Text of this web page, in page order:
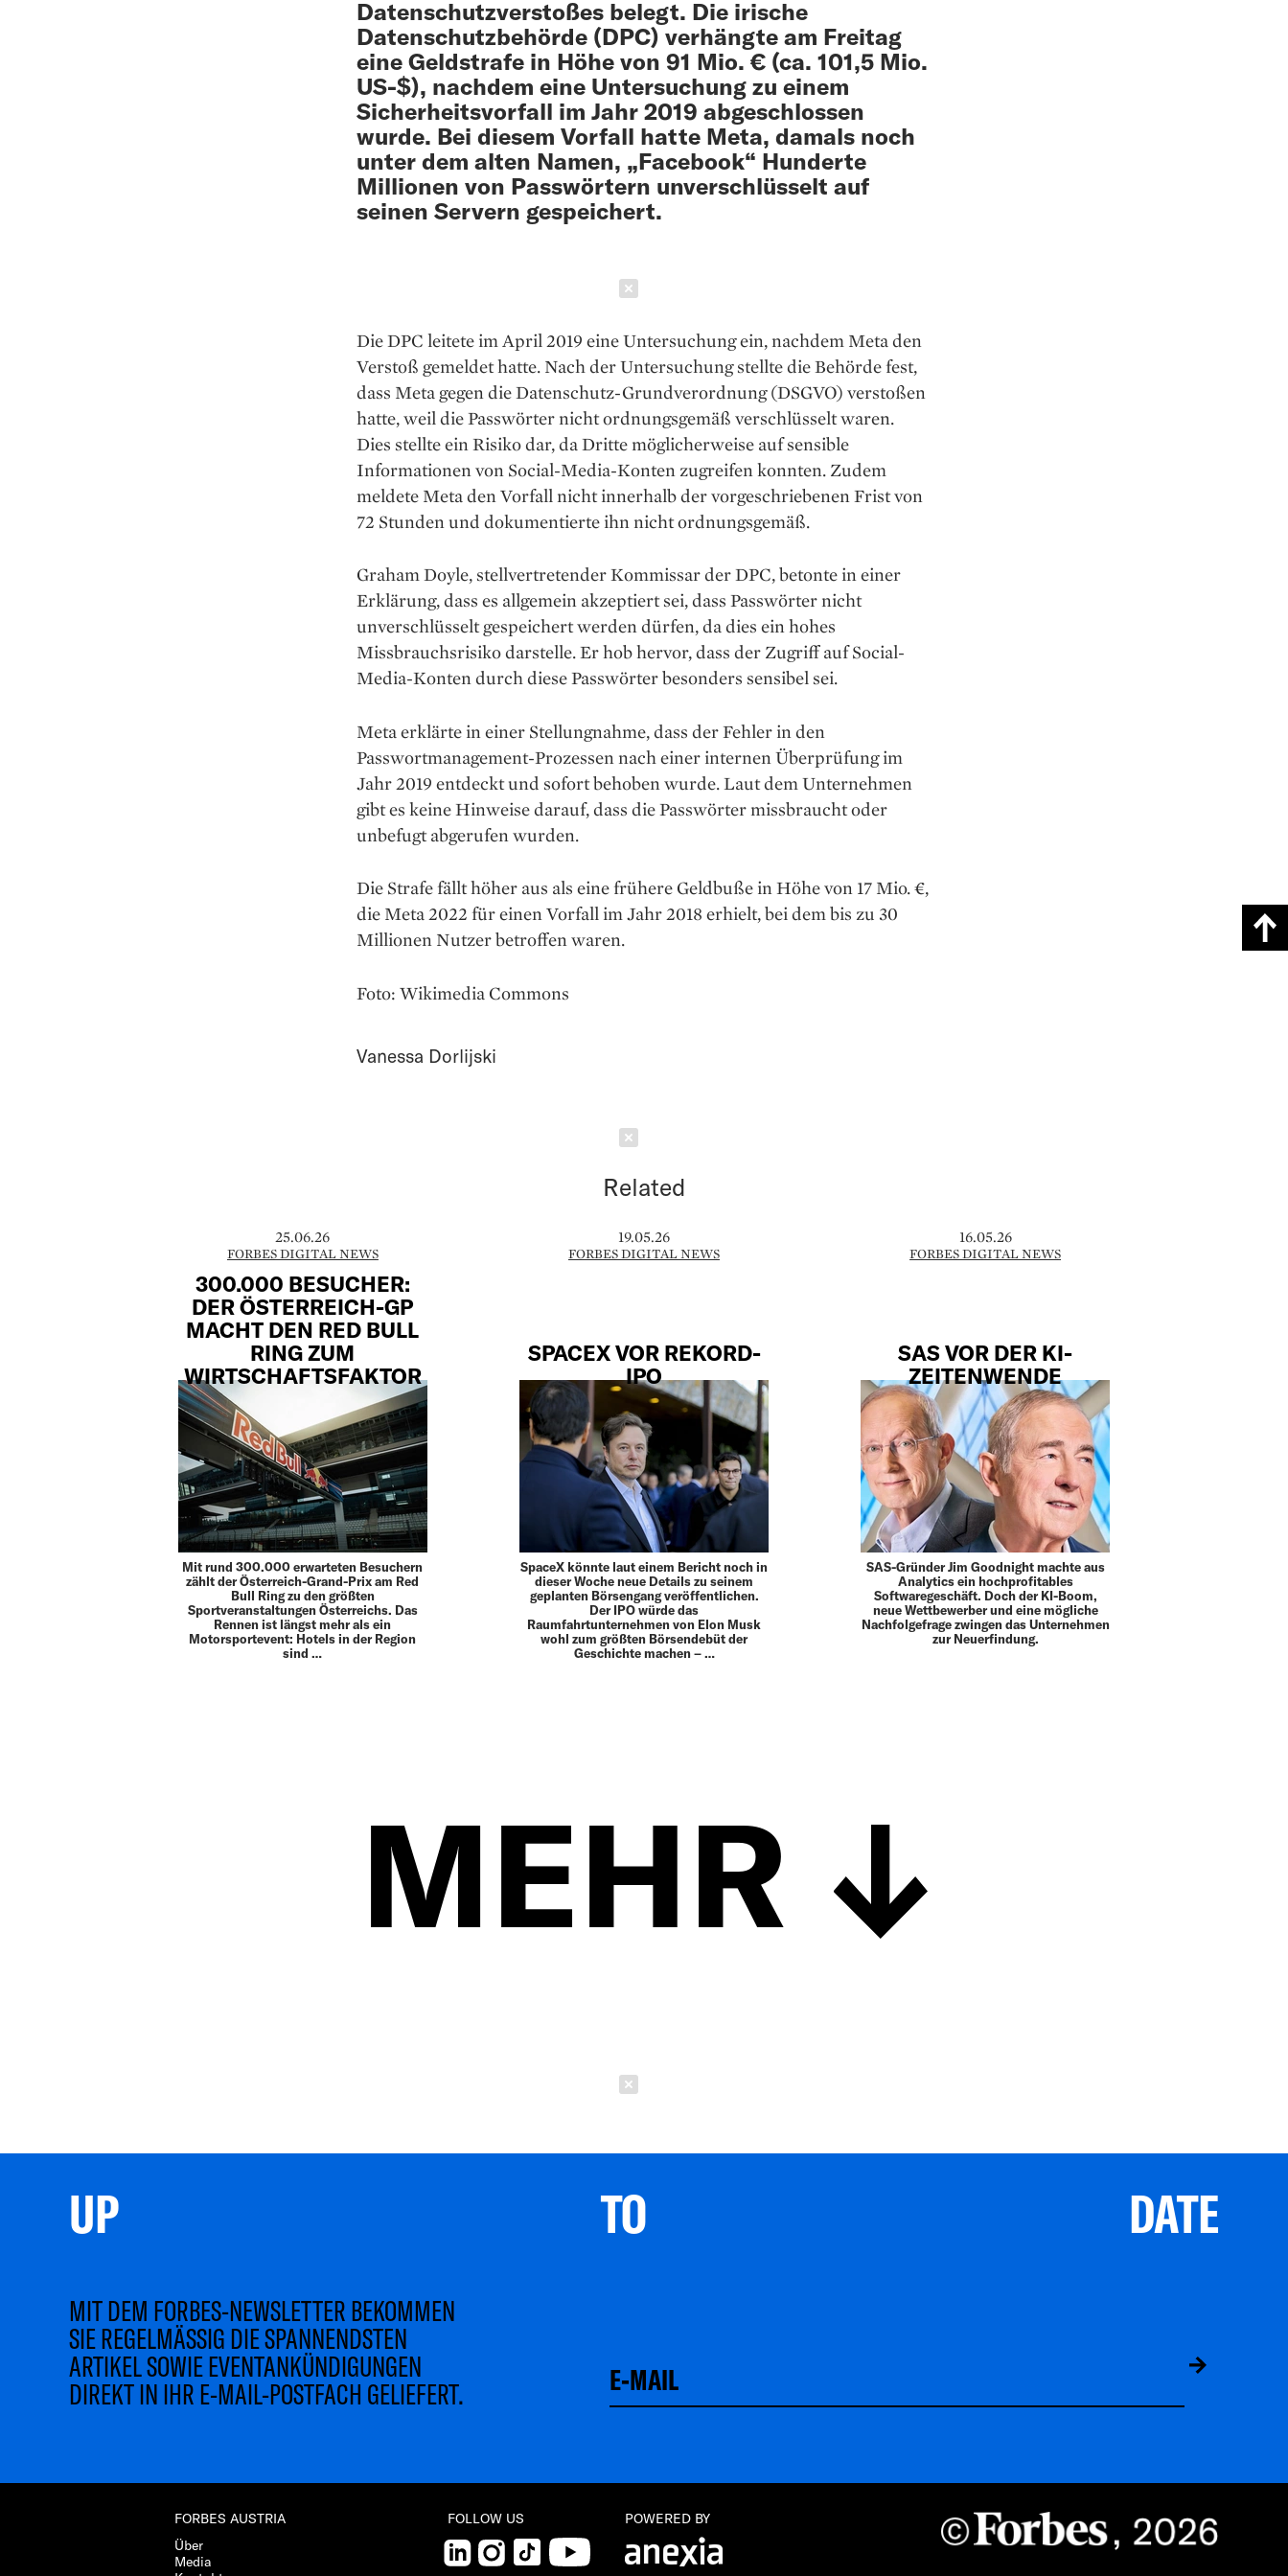
Datenschutzverstoßes belegt. Die irische
Datenschutzbehörde (DPC) verhängte am Freitag
eine Geldstrafe in Höhe von 91 Mio. € (ca. 101,5 Mio.
US-$), nachdem eine Untersuchung zu einem
Sicherheitsvorfall im Jahr 2019 abgeschlossen
wurde. Bei diesem Vorfall hatte Meta, damals noch
unter dem alten Namen, „Facebook“ Hunderte
Millionen von Passwörtern unverschlüsselt auf
seinen Servern gespeichert.
Die DPC leitete im April 2019 eine Untersuchung ein, nachdem Meta den
Verstoß gemeldet hatte. Nach der Untersuchung stellte die Behörde fest,
dass Meta gegen die Datenschutz-Grundverordnung (DSGVO) verstoßen
hatte, weil die Passwörter nicht ordnungsgemäß verschlüsselt waren.
Dies stellte ein Risiko dar, da Dritte möglicherweise auf sensible
Informationen von Social-Media-Konten zugreifen konnten. Zudem
meldete Meta den Vorfall nicht innerhalb der vorgeschriebenen Frist von
72 Stunden und dokumentierte ihn nicht ordnungsgemäß.
Graham Doyle, stellvertretender Kommissar der DPC, betonte in einer
Erklärung, dass es allgemein akzeptiert sei, dass Passwörter nicht
unverschlüsselt gespeichert werden dürfen, da dies ein hohes
Missbrauchsrisiko darstelle. Er hob hervor, dass der Zugriff auf Social-
Media-Konten durch diese Passwörter besonders sensibel sei.
Meta erklärte in einer Stellungnahme, dass der Fehler in den
Passwortmanagement-Prozessen nach einer internen Überprüfung im
Jahr 2019 entdeckt und sofort behoben wurde. Laut dem Unternehmen
gibt es keine Hinweise darauf, dass die Passwörter missbraucht oder
unbefugt abgerufen wurden.
Die Strafe fällt höher aus als eine frühere Geldbuße in Höhe von 17 Mio. €,
die Meta 2022 für einen Vorfall im Jahr 2018 erhielt, bei dem bis zu 30
Millionen Nutzer betroffen waren.
Foto: Wikimedia Commons
Vanessa Dorlijski
Related
25.06.26
FORBES DIGITAL NEWS
300.000 BESUCHER:
DER ÖSTERREICH-GP
MACHT DEN RED BULL
RING ZUM
WIRTSCHAFTSFAKTOR
Mit rund 300.000 erwarteten Besuchern
zählt der Österreich-Grand-Prix am Red
Bull Ring zu den größten
Sportveranstaltungen Österreichs. Das
Rennen ist längst mehr als ein
Motorsportevent: Hotels in der Region
sind …
19.05.26
FORBES DIGITAL NEWS
SPACEX VOR REKORD-
IPO
SpaceX könnte laut einem Bericht noch in
dieser Woche neue Details zu seinem
geplanten Börsengang veröffentlichen.
Der IPO würde das
Raumfahrtunternehmen von Elon Musk
wohl zum größten Börsendebüt der
Geschichte machen – …
16.05.26
FORBES DIGITAL NEWS
SAS VOR DER KI-
ZEITENWENDE
SAS-Gründer Jim Goodnight machte aus
Analytics ein hochprofitables
Softwaregeschäft. Doch der KI-Boom,
neue Wettbewerber und eine mögliche
Nachfolgefrage zwingen das Unternehmen
zur Neuerfindung.
MEHR
UP TO DATE
MIT DEM FORBES-NEWSLETTER BEKOMMEN
SIE REGELMÄSSIG DIE SPANNENDSTEN
ARTIKEL SOWIE EVENTANKÜNDIGUNGEN
DIREKT IN IHR E-MAIL-POSTFACH GELIEFERT.
FORBES AUSTRIA
Über
Media
FOLLOW US
LinkedInInstagram
TikTok YouTube
POWERED BY